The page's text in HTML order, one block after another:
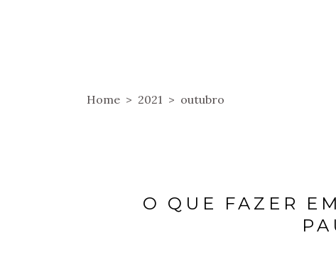
Home > 2021 > outubro
O QUE FAZER